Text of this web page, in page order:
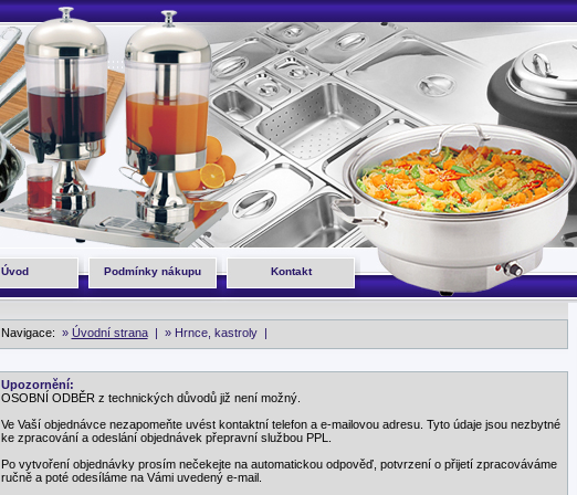
Úvod Podmínky nákupu Kontakt
Navigace: » Úvodní strana| » Hrnce, kastroly |
Upozornění:
OSOBNÍ ODBĚR z technických důvodů již není možný.
Ve Vaší objednávce nezapomeňte uvést kontaktní telefon a e-mailovou adresu. Tyto údaje jsou nezbytné
ke zpracování a odeslání objednávek přepravní službou PPL.
Po vytvoření objednávky prosím nečekejte na automatickou odpověď, potvrzení o přijetí zpracováváme
ručně a poté odesíláme na Vámi uvedený e-mail.